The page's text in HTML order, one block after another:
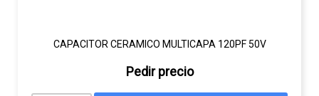
CAPACITOR CERAMICO MULTICAPA 120PF 50V
Pedir precio